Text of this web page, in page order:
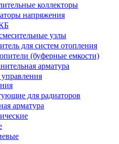
коллекторы
напряжения
узлы
для систем отопления
(буферные емкости)
арматура
для радиаторов
арматура